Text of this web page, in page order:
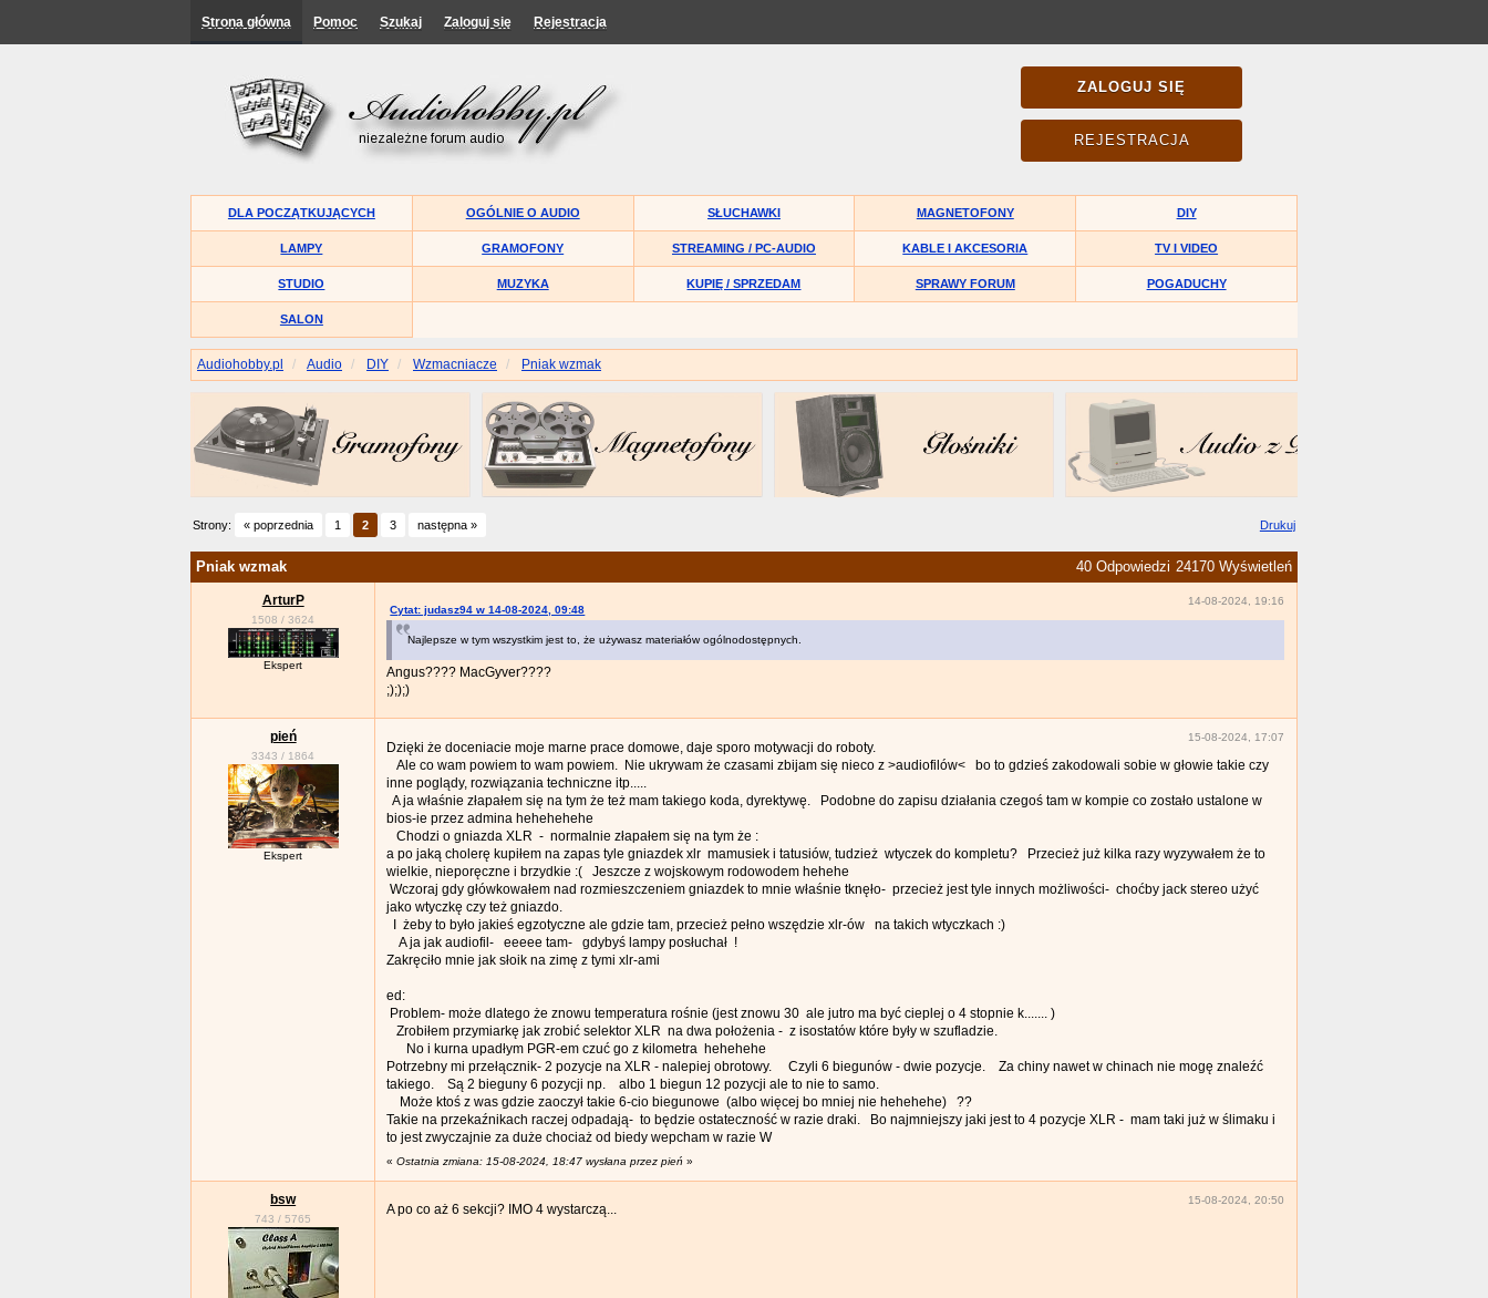
Strona główna Pomoc Szukaj Zaloguj się Rejestracja
ZALOGUJ SIĘ
REJESTRACJA
DLA POCZĄTKUJĄCYCH OGÓLNIE O AUDIO SŁUCHAWKI MAGNETOFONY DIY
LAMPY GRAMOFONY STREAMING / PC-AUDIO KABLE I AKCESORIA TV I VIDEO
STUDIO MUZYKA KUPIĘ / SPRZEDAM SPRAWY FORUM POGADUCHY
SALON
Audiohobby.pl Audio DIY Wzmacniacze Pniak wzmak
Drukuj
Strony: « poprzednia 1 2 3 następna »
Pniak wzmak 40 Odpowiedzi 24170 Wyświetleń
ArturP
1508 /3624
Ekspert
14-08-2024, 19:16
Cytat: judasz94 w 14-08-2024, 09:48
Najlepsze w tym wszystkim jest to, że używasz materiałów ogólnodostępnych.
Angus???? MacGyver????
;););)
pień
3343 / 1864
Ekspert
15-08-2024, 17:07
Dzięki że doceniacie moje marne prace domowe, daje sporo motywacji do roboty.
Ale co wam powiem to wam powiem. Nie ukrywam że czasami zbijam się nieco z >audiofilów< bo to gdzieś zakodowali sobie w głowie takie czy
inne poglądy, rozwiązania techniczne itp.....
A ja właśnie złapałem się na tym że też mam takiego koda, dyrektywę. Podobne do zapisu działania czegoś tam w kompie co zostało ustalone w
bios-ie przez admina hehehehehe
Chodzi o gniazda XLR - normalnie złapałem się na tym że :
a po jaką cholerę kupiłem na zapas tyle gniazdek xlr mamusiek i tatusiów, tudzież wtyczek do kompletu? Przecież już kilka razy wyzywałem że to
wielkie, nieporęczne i brzydkie :( Jeszcze z wojskowym rodowodem hehehe
Wczoraj gdy główkowałem nad rozmieszczeniem gniazdek to mnie właśnie tknęło- przecież jest tyle innych możliwości- choćby jack stereo użyć
jako wtyczkę czy też gniazdo.
I żeby to było jakieś egzotyczne ale gdzie tam, przecież pełno wszędzie xlr-ów na takich wtyczkach :)
A ja jak audiofil- eeeee tam- gdybyś lampy posłuchał !
Zakręciło mnie jak słoik na zimę z tymi xlr-ami
ed:
Problem- może dlatego że znowu temperatura rośnie (jest znowu 30 ale jutro ma być cieplej o 4 stopnie k....... )
Zrobiłem przymiarkę jak zrobić selektor XLR na dwa położenia - z isostatów które były w szufladzie.
No i kurna upadłym PGR-em czuć go z kilometra hehehehe
Potrzebny mi przełącznik- 2 pozycje na XLR - nalepiej obrotowy. Czyli 6 biegunów - dwie pozycje. Za chiny nawet w chinach nie mogę znaleźć
takiego. Są 2 bieguny 6 pozycji np. albo 1 biegun 12 pozycji ale to nie to samo.
Może ktoś z was gdzie zaoczył takie 6-cio biegunowe (albo więcej bo mniej nie hehehehe) ??
Takie na przekaźnikach raczej odpadają- to będzie ostateczność w razie draki. Bo najmniejszy jaki jest to 4 pozycje XLR - mam taki już w ślimaku i
to jest zwyczajnie za duże chociaż od biedy wepcham w razie W
«Ostatnia zmiana: 15-08-2024, 18:47 wysłana przez pień »
bsw
743 /5765
15-08-2024, 20:50
A po co aż 6 sekcji? IMO 4 wystarczą...